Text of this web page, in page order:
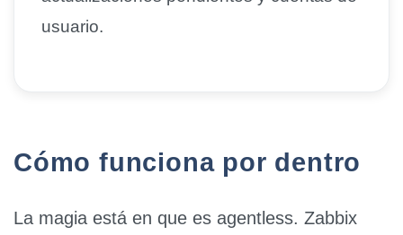
usuario.
Cómo funciona por dentro
La magia está en que es agentless. Zabbix